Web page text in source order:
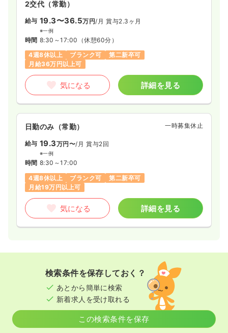
2交代（常勤）
給与 19.3〜36.5万円/月 賞与2.3ヶ月
※一例
時間 8:30～17:00 （休憩60分）
4週8休以上
ブランク可
第二新卒可
月給36万円以上可
気になる 詳細を見る
日勤のみ（常勤） 一時募集休止
給与 19.3万円〜/月 賞与2回
※一例
時間 8:30～17:00
4週8休以上
ブランク可
第二新卒可
月給19万円以上可
気になる 詳細を見る
検索条件を保存しておく？
あとから簡単に検索
新着求人を受け取れる
この検索条件を保存